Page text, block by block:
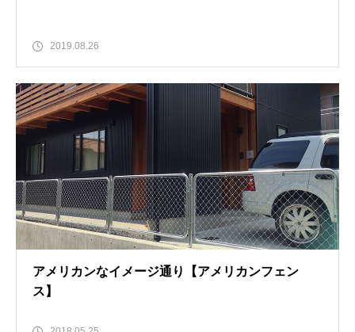
2019.08.26
アメリカンなイメージ通り【アメリカンフェン
ス】